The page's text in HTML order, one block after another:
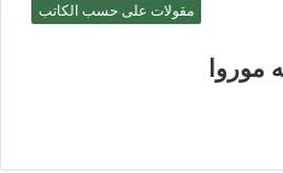
مقولات على حسب الكاتب
موروا